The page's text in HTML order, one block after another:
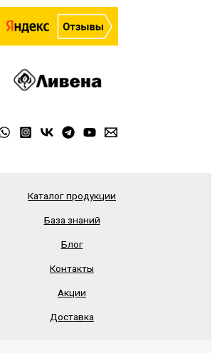
Каталог продукции
База знаний
Блог
Контакты
Акции
Доставка